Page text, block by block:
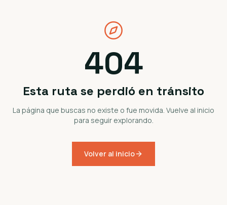
404
Esta ruta se perdió en tránsito
La página que buscas no existe o fue movida. Vuelve al inicio
para seguir explorando.
Volver al inicio